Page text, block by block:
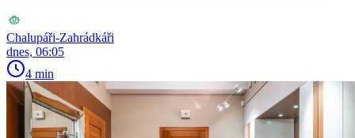
Chalupáři-Zahrádkáři
dnes, 06:05
4 min